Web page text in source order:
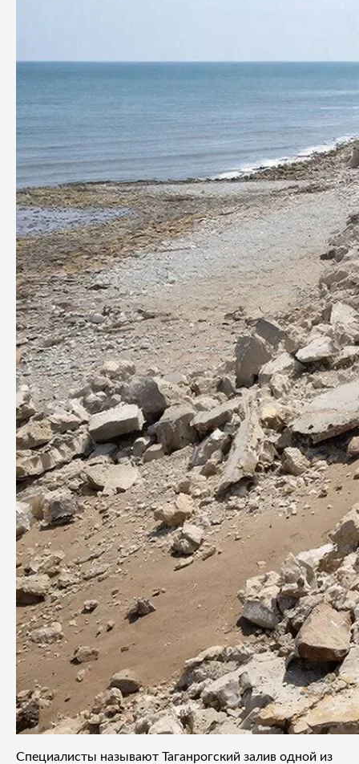
Специалисты называют Таганрогский залив одной из